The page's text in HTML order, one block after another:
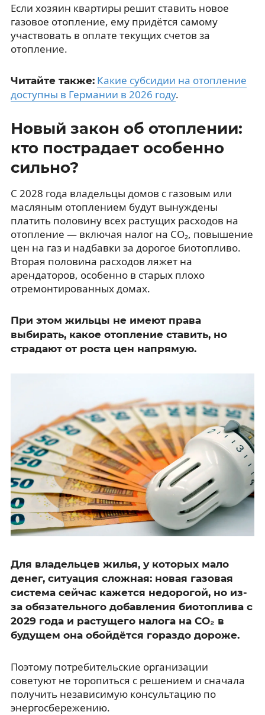
Если хозяин квартиры решит ставить новое
газовое отопление, ему придётся самому
участвовать в оплате текущих счетов за
отопление.
Читайте также: Какие субсидии на отопление
доступны в Германии в 2026 году.
Новый закон об отоплении:
кто пострадает особенно
сильно?
С 2028 года владельцы домов с газовым или
масляным отоплением будут вынуждены
платить половину всех растущих расходов на
отопление — включая налог на CO₂, повышение
цен на газ и надбавки за дорогое биотопливо.
Вторая половина расходов ляжет на
арендаторов, особенно в старых плохо
отремонтированных домах.
При этом жильцы не имеют права
выбирать, какое отопление ставить, но
страдают от роста цен напрямую.
Для владельцев жилья, у которых мало
денег, ситуация сложная: новая газовая
система сейчас кажется недорогой, но из-
за обязательного добавления биотоплива с
2029 года и растущего налога на CO₂ в
будущем она обойдётся гораздо дороже.
Поэтому потребительские организации
советуют не торопиться с решением и сначала
получить независимую консультацию по
энергосбережению.